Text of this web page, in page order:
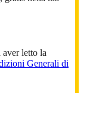
letto la
Generali di